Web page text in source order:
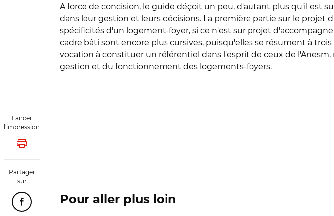
Lancer
l'impression
Lancer l'impression
Partager
sur
Partager cette page sur Facebook
A force de concision, le guide déçoit un peu, d'autant plus qu'il est
dans leur gestion et leurs décisions. La première partie sur le
spécificités d'un logement-foyer, si ce n'est sur projet
cadre bâti sont encore plus cursives, puisqu'elles se résument à
vocation à constituer un référentiel dans l'esprit de ceux de
gestion et du fonctionnement des logements-foyers.
Pour aller plus loin